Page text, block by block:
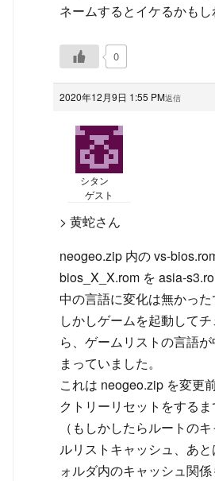
ネームするとイケるかもし
0
2020年12月9日 1:55 PM返信
シタン
ゲスト
> 黄蛇さん
neogeo.zip 内の vs-
bios_X_X.rom を asia-
中の言語に変化は無かった
しかしゲームを起動して
ら、ゲームリストの言語
まっていました。
これは neogeo.zip を変更
クトリーリセットをするま
（もしかしたらルートの
ルリストキャッシュ、あ
ォルダ内のキャッシュ関